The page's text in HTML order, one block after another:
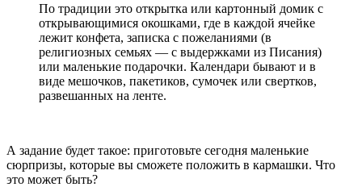
По традиции это открытка или картонный домик с
открывающимися окошками, где в каждой ячейке
лежит конфета, записка с пожеланиями (в
религиозных семьях — с выдержками из Писания)
или маленькие подарочки. Календари бывают и в
виде мешочков, пакетиков, сумочек или свертков,
развешанных на ленте.
А задание будет такое: приготовьте сегодня маленькие
сюрпризы, которые вы сможете положить в кармашки. Что
это может быть?